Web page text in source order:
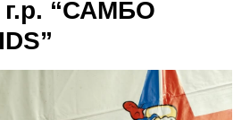
г.р. “САМБО